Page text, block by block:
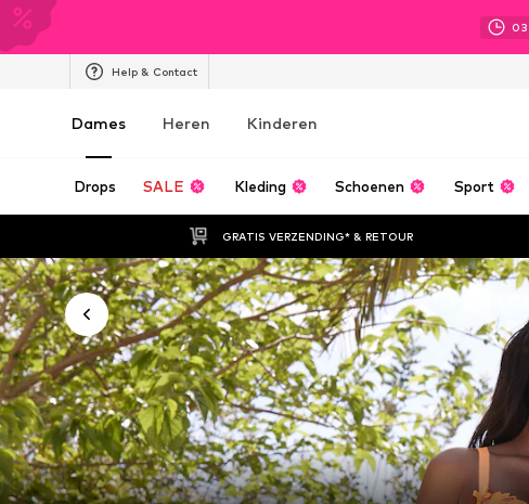
03
Help & Contact
Dames Heren Kinderen
Drops SALE Kleding Schoenen Sport
GRATIS VERZENDING* & RETOUR